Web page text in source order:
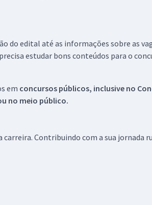
do edital até as informações sobre as
estudar bons conteúdos para o
em concursos públicos, inclusive no
no meio público.
Contribuindo com a sua jornada